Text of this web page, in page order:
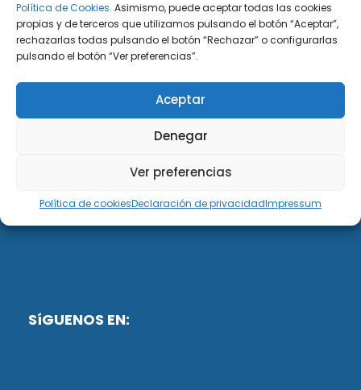
Política de Cookies. Asimismo, puede aceptar todas las cookies
propias y de terceros que utilizamos pulsando el botón “Aceptar”,
rechazarlas todas pulsando el botón “Rechazar” o configurarlas
pulsando el botón “Ver preferencias”.
Aceptar
Denegar
Ver preferencias
Política de cookiesDeclaración de privacidadImpressum
DiG ABOGADOS
DiG Abogados es un despacho de abogados
multidisciplinar especializado en las materias de
fiscalidad y mercantil. Llevamos más de 50 años al
SíGUENOS EN: